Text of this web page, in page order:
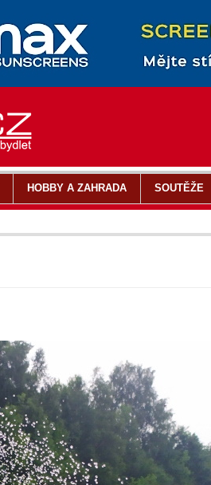
HOBBY A ZAHRADA SOUTĚŽE